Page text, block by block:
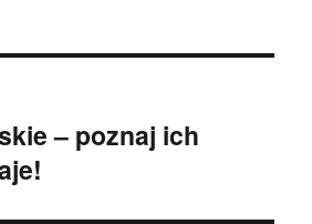
– poznaj ich